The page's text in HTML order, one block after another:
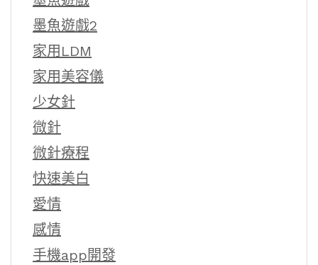
墨魚遊戲2
家用LDM
家用美容儀
少女針
微針
微針療程
快速美白
愛情
感情
手機app開發